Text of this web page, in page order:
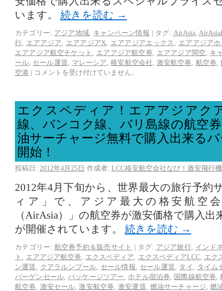
います。 続きを読む →
カテゴリー: アジア地域 キャンペーン情報 | タグ: AirAsia,
行
エアアジア エアアジアX エアアジアエックス
エアアジア
エアアジア航空チケット
エアアジア航空券 エアアジア関空
キ
ール セール運賃 マレーシア ,格安航空会社 ,激安航空券 航空券
空港 | コメントを受け付けていません。
エクスペディア！エアアジアク
線、バンコク線、バリ島線の航空
油サーチャージ無料で購入出来る
開始！
投稿日: 2012年4月25日 作成者: LCC格安航空会社なび！激安飛行
2012年4月下旬から、世界最大の旅行予約
ィア」で、アジア最大の格安航空
（AirAsia）」の航空券が激安価格で購入
が開催されています。 続きを読む →
カテゴリー: 航空券予約＆販売サイト | タグ: アジア旅行, インド
ト
エアアジア航空券 エクスペディア エクスペディアLCC, エク
ン運賃
クアラルンプール セール情報 セール運賃 タイ
タイム
バーゲンセール, パッケージツアー ホテル宿泊券 国際線航空券 ,
航空券
激安セール ,激安航空券 ,激安運賃 燃油サーチャージ ,燃